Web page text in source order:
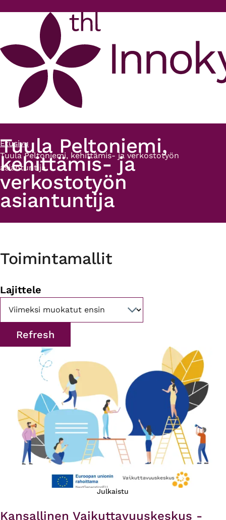
Murupolku
Etusivu
Tuula Peltoniemi, kehittämis- ja verkostotyön
asiantuntija
Tuula Peltoniemi,
kehittämis- ja
verkostotyön
asiantuntija
Toimintamallit
Lajittele
Julkaistu
Kansallinen Vaikuttavuuskeskus -